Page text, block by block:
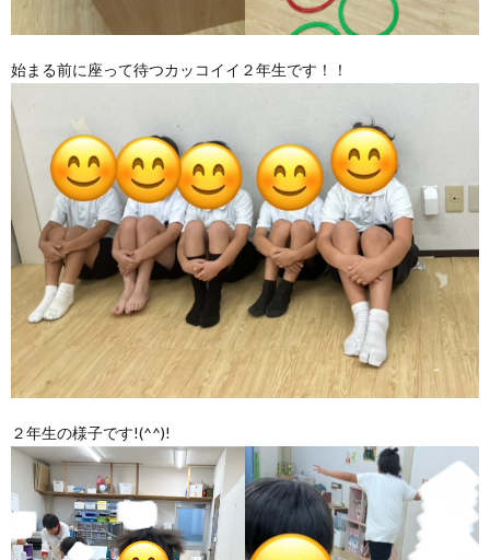
始まる前に座って待つカッコイイ２年生です！！
２年生の様子です!(^^)!